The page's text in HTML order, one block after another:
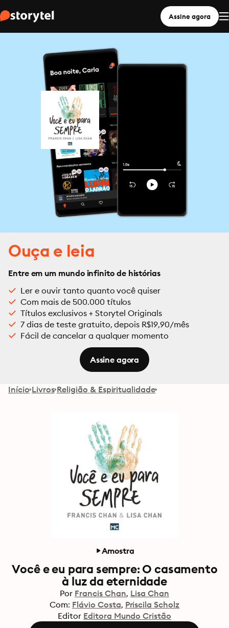
Assine agora
Ouça e leia
Entre em um mundo infinito de histórias
Ler e ouvir tanto quanto você quiser
Com mais de 500.000 títulos
Títulos exclusivos + Storytel Originals
7 dias de teste gratuito, depois R$19,90/mês
Fácil de cancelar a qualquer momento
Assine agora
Início Livros Religião & Espiritualidade
Amostra
Você e eu para sempre: O casamento
à luz da eternidade
Por Francis Chan Lisa Chan
Com: Flávio Costa Priscila Scholz
Editor Editora Mundo Cristão